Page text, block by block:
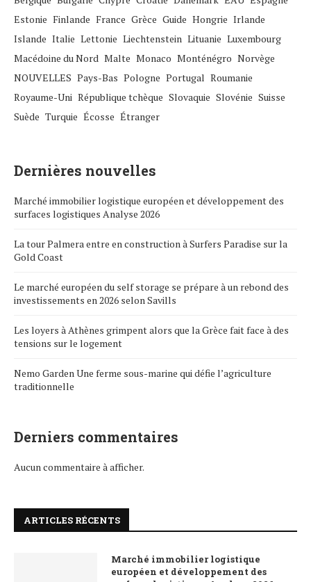
Estonie Finlande France Grèce Guide Hongrie Irlande
Islande Italie Lettonie Liechtenstein Lituanie Luxembourg
Macédoine du Nord Malte Monaco Monténégro Norvège
NOUVELLES Pays-Bas Pologne Portugal Roumanie
Royaume-Uni République tchèque Slovaquie Slovénie Suisse
Suède Turquie Écosse Étranger
Dernières nouvelles
Marché immobilier logistique européen et développement des
surfaces logistiques Analyse 2026
La tour Palmera entre en construction à Surfers Paradise sur la
Gold Coast
Le marché européen du self storage se prépare à un rebond des
investissements en 2026 selon Savills
Les loyers à Athènes grimpent alors que la Grèce fait face à des
tensions sur le logement
Nemo Garden Une ferme sous-marine qui défie l’agriculture
traditionnelle
Derniers commentaires
Aucun commentaire à afficher.
ARTICLES RÉCENTS
Marché immobilier logistique
européen et développement des